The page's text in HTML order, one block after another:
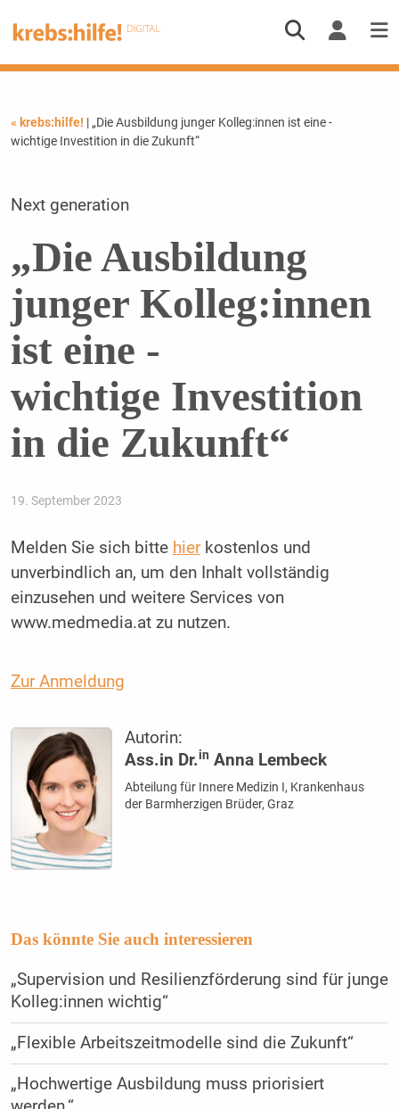
« krebs:hilfe! | „Die Ausbildung junger Kolleg:innen ist eine ­
wichtige Investition in die Zukunft“
Next generation
„Die Ausbildung
junger Kolleg:innen
ist eine ­
wichtige Investition
in die Zukunft“
19. September 2023
Melden Sie sich bitte hierkostenlos und
unverbindlich an, um den Inhalt vollständig
einzusehen und weitere Services von
www.medmedia.at zu nutzen.
Zur Anmeldung
Autorin:
Ass.in Dr.in Anna Lembeck
Abteilung für Innere Medizin I, Krankenhaus
der Barmherzigen Brüder, Graz
Das könnte Sie auch interessieren
„Supervision und Resilienzförderung sind für junge
Kolleg:innen wichtig“
„Flexible Arbeitszeitmodelle sind die Zukunft“
„Hochwertige Ausbildung muss priorisiert